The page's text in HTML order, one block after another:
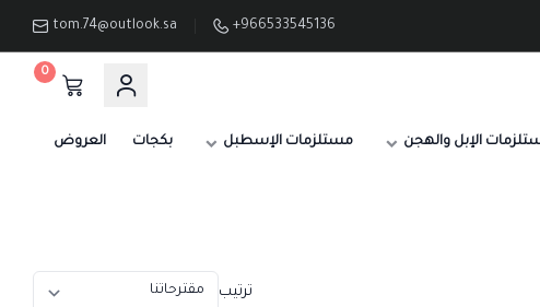
+966533545136
tom.74@outlook.sa
0
الإبل والهجن مستلزمات الإسطبل بكجات العروض
ترتيب